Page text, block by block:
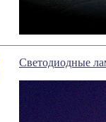
Светодиодные